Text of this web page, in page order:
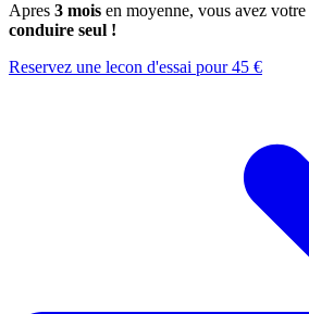
Apres 3 mois en moyenne, vous avez votre
conduire seul !
Reservez une lecon d'essai pour 45 €